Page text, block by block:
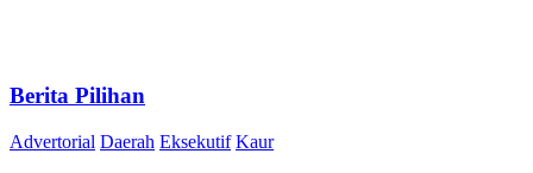
Berita Pilihan
Advertorial Daerah Eksekutif Kaur